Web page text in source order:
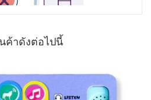
ค้าดังต่อไปนี้